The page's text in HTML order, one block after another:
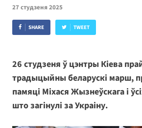
27 студзеня 2025
SHARE TWEET
26 студзеня ў цэнтры Кіева
традыцыйны беларускі марш,
памяці Міхася Жызнеўскага і
што загінулі за Украіну.